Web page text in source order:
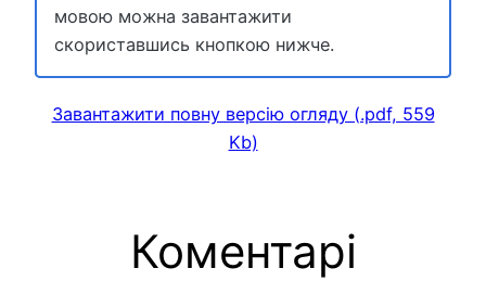
мовою можна завантажити
скориставшись кнопкою нижче.
Завантажити повну версію огляду (.pdf, 559
Kb)
Коментарі